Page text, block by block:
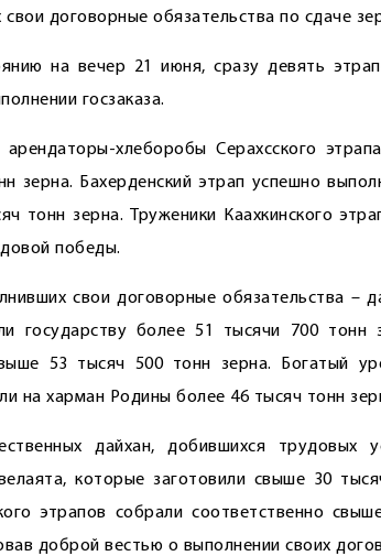
договорные обязательства по сдаче
на вечер 21 июня, сразу девять
госзаказа.
хлеборобы Серахсского
зерна. Бахерденский этрап успешно
тонн зерна. Труженики Каахкинского
победы.
свои договорные обязательства –
государству более 51 тысячи 700 тонн
53 тысяч 500 тонн зерна. Богатый
на харман Родины более 46 тысяч тонн
дайхан, добившихся трудовых
которые заготовили свыше 30
этрапов собрали соответственно
доброй вестью о выполнении своих